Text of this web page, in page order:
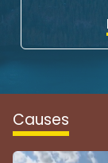
causes